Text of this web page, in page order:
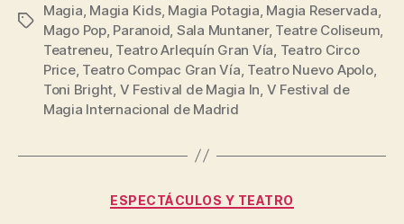
Etiquetas
Magia Magia Kids, Magia Potagia Magia Reservada
Mago Pop, Paranoid Sala Muntaner, Teatre Coliseum
Teatreneu Teatro Arlequín Gran Vía Teatro Circo
Price, Teatro Compac Gran Vía Teatro Nuevo Apolo,
Toni Bright V Festival de Magia In V Festival de
Magia Internacional de Madrid
Categorías
ESPECTÁCULOS Y TEATRO